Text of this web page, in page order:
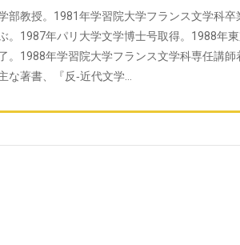
部教授。1981年学習院大学フランス文学科
。1987年パリ大学文学博士号取得。1988年
。1988年学習院大学フランス文学科専任講
な著書、『反‐近代文学…